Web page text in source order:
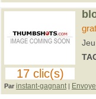
17 clic(s)
Par instant-gagnant |